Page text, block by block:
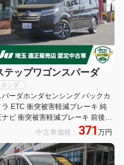
テップワゴンスパーダ
ホンダ
パーダホンダセンシング バックカ
ラ ETC 衝突被害軽減ブレーキ 純
ナビ 衝突被害軽減ブレーキ 前後ド
イブレコーダー 盗難防止装置 バッ
モニター リアエアコン LEDヘッド
イ エアコン 地デジフルセグ USB
中古車価格： 371 万円